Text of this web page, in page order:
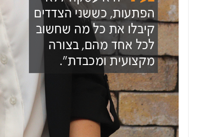
7 בלוק - מגזין סופ"ש